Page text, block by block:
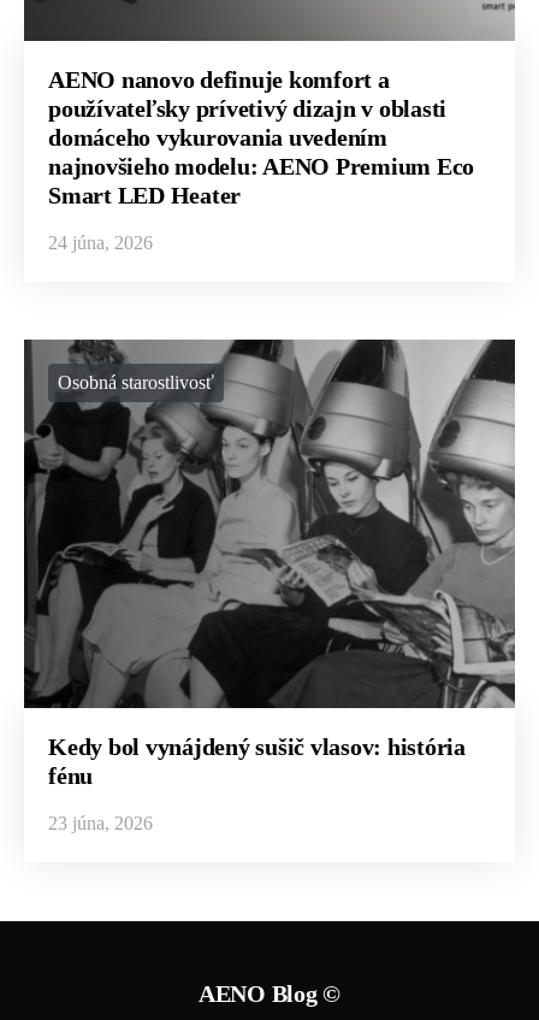
AENO nanovo definuje komfort a
používateľsky prívetivý dizajn v oblasti
domáceho vykurovania uvedením
najnovšieho modelu: AENO Premium Eco
Smart LED Heater
24 júna, 2026
Osobná starostlivosť
Kedy bol vynájdený sušič vlasov: história
fénu
23 júna, 2026
AENO Blog ©